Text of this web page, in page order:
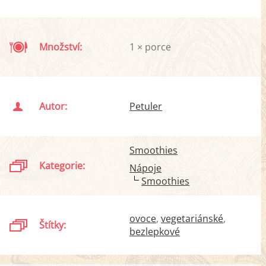
Množství: 1 × porce
Autor: Petuler
Kategorie:
Smoothies
Nápoje
Smoothies
Štítky: ovoce vegetariánské
bezlepkové